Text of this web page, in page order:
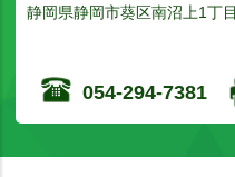
静岡県静岡市葵区南沼上1丁
054-294-7381